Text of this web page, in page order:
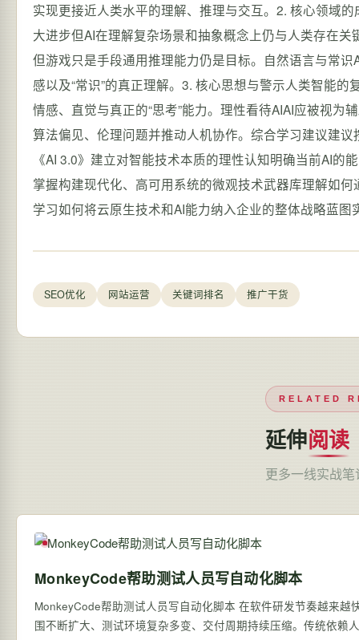
实现更接近人类水平的理解、推理与交互。2. 核心领域
大进步但AI在理解复杂场景和抽象概念上仍与人类存在
但游戏只是手段通用推理能力仍是目标。自然语言与常
感以及“常识”的真正理解。3. 核心思想与警示人类智能
情感、直觉与真正的“思考”能力。理性看待AIAI应被视为
算法偏见、伦理问题并推动人机协作。综合学习建议建
《AI 3.0》建立对智能技术本质的理性认知明确当前AI
掌握构建现代化、高可用系统的微观技术武器库理解如
学习如何将云原生技术和AI能力纳入企业的整体战略蓝
SEO优化 网站运营 关键词排名 推广干货
RELATED
延伸阅读
更多一线实战
MonkeyCode帮助测试人员写自动化脚本
MonkeyCode帮助测试人员写自动化脚本 在软件研发节奏越来越快的今天&#xff0c;测试团队面临的压力也越来越大&#xff1a;需求迭代频繁、回归范
围不断扩大、测试环境复杂多变、交付周期持续压缩。传统依